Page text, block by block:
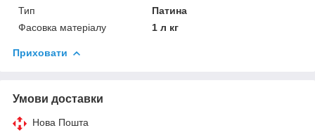
Тип
Патина
Фасовка матеріалу
1 л кг
Приховати
Умови доставки
Нова Пошта